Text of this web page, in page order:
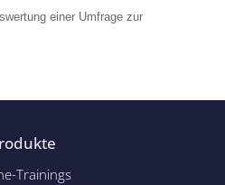
einer Umfrage zur
Trainings